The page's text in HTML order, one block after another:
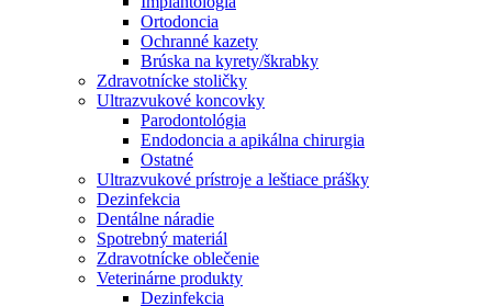
Ortodoncia
Ochranné kazety
Brúska na kyrety/škrabky
Zdravotnícke stoličky
Ultrazvukové koncovky
Parodontológia
Endodoncia a apikálna chirurgia
Ostatné
Ultrazvukové prístroje a leštiace prášky
Dezinfekcia
Dentálne náradie
Spotrebný materiál
Zdravotnícke oblečenie
Veterinárne produkty
Dezinfekcia